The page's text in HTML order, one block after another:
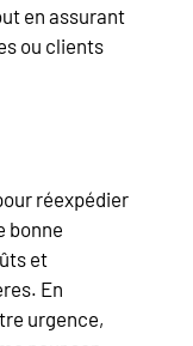
en assurant
ou clients
réexpédier
bonne
et
En
urgence,